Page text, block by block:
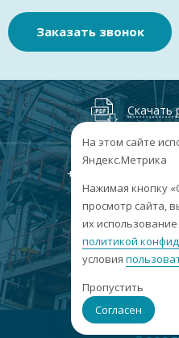
Заказать звонок
Скачать
+7
г. Барнаул, пр.
пн-пт:
сб-вс:
На этом сайте
Яндекс.Метрика
Нажимая кнопку
просмотр сайта,
их
политикой
условия
Пропустить
Согласен